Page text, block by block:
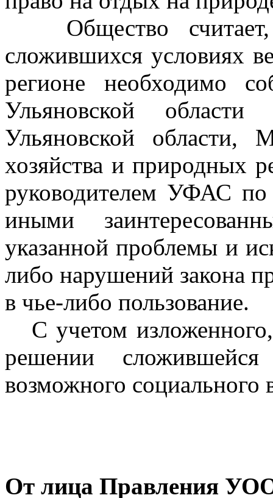
Общество
сложившихся условиях
регионе необходимо
Ульяновской
Ульяновской области,
хозяйства и природных
руководителем УФАС по
иными
указанной проблемы и
либо нарушений закона
в чье-либо пользование.
С учетом
решении
возможного социального
От лица Правления